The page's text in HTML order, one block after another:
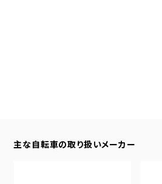
主な自転車の取り扱いメーカー